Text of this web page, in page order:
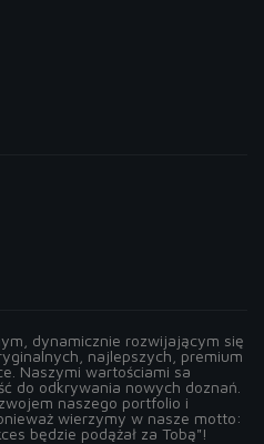
dynamicznie rozwijającym się
najlepszych, premium
Naszymi wartościami sa
do odkrywania nowych doznań.
naszego portfolio i
wierzymy w nasze motto:
będzie podążał za Tobą"!